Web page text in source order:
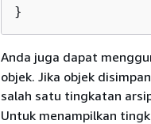
Anda juga dapat
objek. Jika objek
salah satu tingkatan
Untuk menampilkan